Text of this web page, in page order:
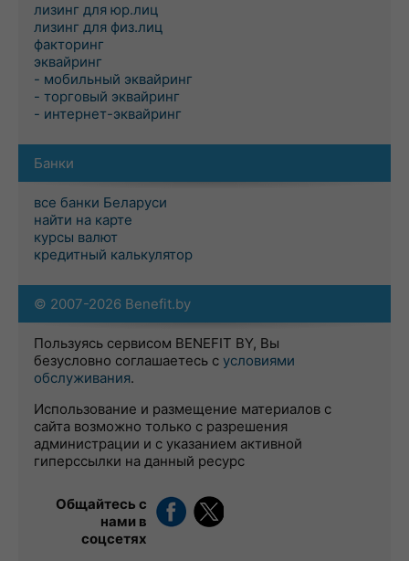
лизинг для юр.лиц
лизинг для физ.лиц
факторинг
эквайринг
- мобильный эквайринг
- торговый эквайринг
- интернет-эквайринг
Банки
все банки Беларуси
найти на карте
курсы валют
кредитный калькулятор
© 2007-2026 Benefit.by
Пользуясь сервисом BENEFIT BY, Вы
безусловно соглашаетесь с условиями
обслуживания.
Использование и размещение материалов с
сайта возможно только с разрешения
администрации и с указанием активной
гиперссылки на данный ресурс
Общайтесь с
нами в
соцсетях